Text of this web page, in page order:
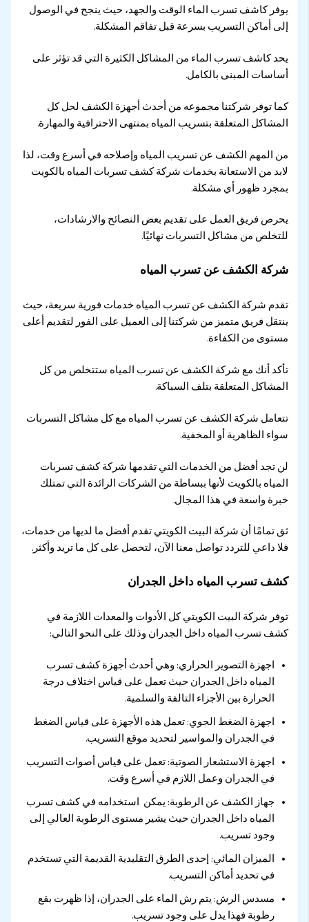
يوفر كاشف تسرب الماء الوقت والجهد، حيث ينجح في الوصول
إلى أماكن التسريب بسرعة قبل تفاقم المشكلة.
يحد كاشف تسرب الماء من المشاكل الكثيرة التي قد تؤثر على
أساسات المبنى بالكامل.
كما توفر شركتنا مجموعه من أحدث أجهزة الكشف لحل كل
المشاكل المتعلقة بتسريب المياه بمنتهى الاحترافية والمهارة.
من المهم الكشف عن تسريب المياه وإصلاحه في أسرع وقت، لذا
لابد من الاستعانة بخدمات شركة كشف تسربات المياه بالكويت
بمجرد ظهور أي مشكلة.
يحرص فريق العمل على تقديم بعض النصائح والارشادات،
للتخلص من مشاكل التسربات نهائيًا.
شركة الكشف عن تسرب المياه
تقدم شركة الكشف عن تسرب المياه خدمات فورية سريعة، حيث
ينتقل فريق متميز من شركتنا إلى العميل على الفور لتقديم أعلى
مستوى من الكفاءة.
تأكد أنك مع شركة الكشف عن تسرب المياه ستتخلص من كل
المشاكل المتعلقة بتلف السباكة.
تتعامل شركة الكشف عن تسرب المياه مع كل مشاكل التسربات
سواء الظاهرية أو المخفية.
لن تجد أفضل من الخدمات التي تقدمها شركة كشف تسربات
المياه بالكويت لأنها ببساطة من الشركات الرائدة التي تمتلك
خبرة واسعة في هذا المجال.
ثق تمامًا أن شركة البيت الكويتي تقدم أفضل ما لديها من خدمات،
فلا داعي للتردد تواصل معنا الآن، لتحصل على كل ما تريد وأكثر.
كشف تسرب المياه داخل الجدران
توفر شركة البيت الكويتي كل الأدوات والمعدات اللازمة في
كشف تسرب المياه داخل الجدران وذلك على النحو التالي:
اجهزة التصوير الحراري: وهي أحدث أجهزة كشف تسرب
المياه داخل الجدران حيث تعمل على قياس اختلاف درجة
الحرارة بين الأجزاء التالفة والسلمية.
اجهزة الضغط الجوي: تعمل هذه الأجهزة على قياس الضغط
في الجدران والمواسير لتحديد موقع التسريب.
اجهزة الاستشعار الصوتية: تعمل على قياس أصوات التسريب
في الجدران وعمل اللازم في أسرع وقت.
جهاز الكشف عن الرطوبة: يمكن استخدامه في كشف تسرب
المياه داخل الجدران حيث يشير مستوى الرطوبة العالي إلى
وجود تسريب.
الميزان المائي: إحدى الطرق التقليدية القديمة التي تستخدم
في تحديد أماكن التسريب.
مسدس الرش: يتم رش الماء على الجدران، إذا ظهرت بقع
رطوبة فهذا يدل على وجود تسريب.